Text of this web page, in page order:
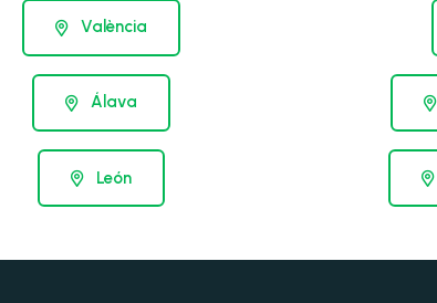
València
Álava
León